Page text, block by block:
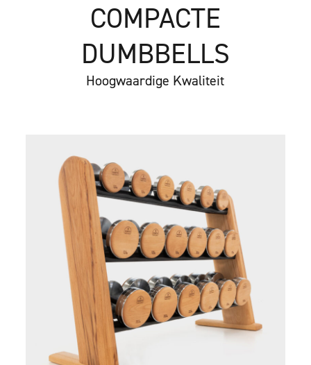
COMPACTE
DUMBBELLS
Hoogwaardige Kwaliteit